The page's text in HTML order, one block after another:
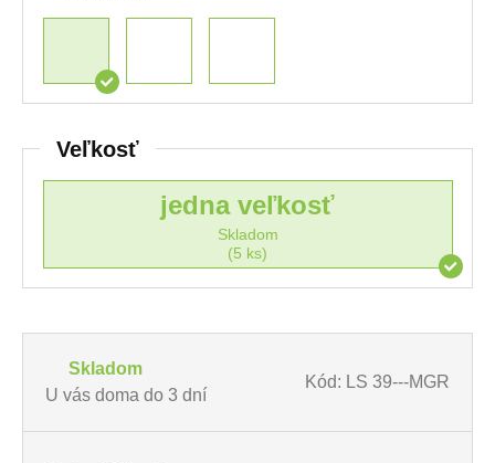
Veľkosť
jedna veľkosť
Skladom
(5 ks)
Skladom
U vás doma do 3 dní
Kód: LS 39---MGR